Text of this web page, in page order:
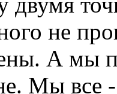
не
А мы
Мы все